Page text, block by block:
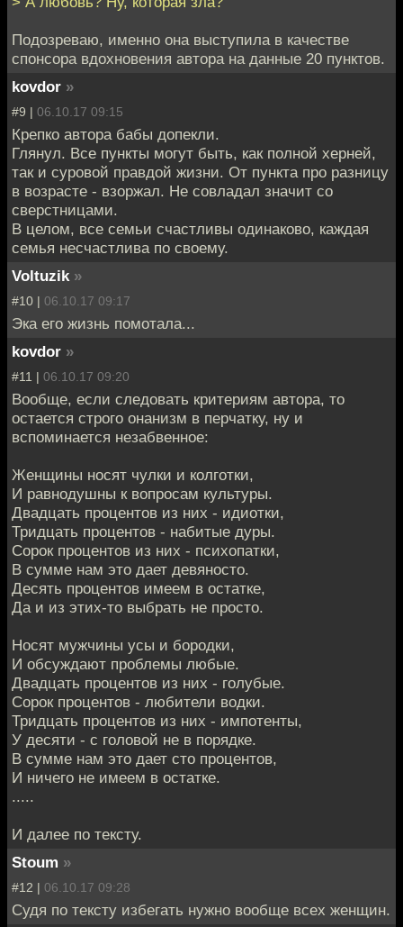
Подозреваю, именно она выступила в качестве
спонсора вдохновения автора на данные 20 пунктов.
kovdor »
#9 | 06.10.17 09:15
Крепко автора бабы допекли.
Глянул. Все пункты могут быть, как полной херней,
так и суровой правдой жизни. От пункта про разницу
в возрасте - взоржал. Не совладал значит со
сверстницами.
В целом, все семьи счастливы одинаково, каждая
семья несчастлива по своему.
Voltuzik »
#10 | 06.10.17 09:17
Эка его жизнь помотала...
kovdor »
#11 | 06.10.17 09:20
Вообще, если следовать критериям автора, то
остается строго онанизм в перчатку, ну и
вспоминается незабвенное:
Женщины носят чулки и колготки,
И равнодушны к вопросам культуры.
Двадцать процентов из них - идиотки,
Тридцать процентов - набитые дуры.
Сорок процентов из них - психопатки,
В сумме нам это дает девяносто.
Десять процентов имеем в остaтке,
Да и из этих-то выбрать не просто.
Носят мужчины усы и бородки,
И обсуждают проблемы любые.
Двадцать процентов из них - голубые.
Сорок процентов - любители водки.
Тридцать процентов из них - импотенты,
У десяти - с головой не в порядке.
В сумме нам это дает сто процентов,
И ничего не имеем в остатке.
.....
И далее по тексту.
Stoum »
#12 | 06.10.17 09:28
Судя по тексту избегать нужно вообще всех женщин.